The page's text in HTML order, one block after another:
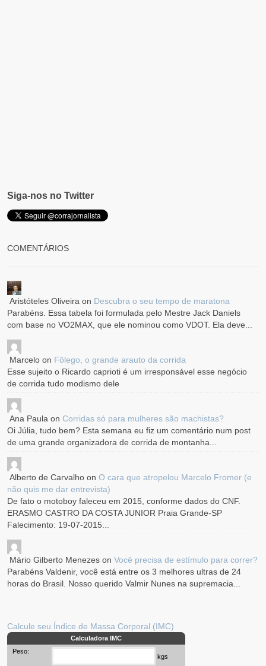
Siga-nos no Twitter
COMENTÁRIOS
Aristóteles Oliveira on Descubra o seu tempo de maratona
Parabéns. Essa tabela foi formulada pelo Mestre Jack Daniels
com base no VO2MAX, que ele nominou como VDOT. Ela deve...
Marcelo on Fôlego, o grande arauto da corrida
Esse sujeito o Ricardo caprioti é um irresponsável esse negócio
de corrida tudo modismo dele
Ana Paula onCorridas só para mulheres são machistas?
Oi Júlia, tudo bem? Esta semana eu fiz um comentário num post
de uma grande organizadora de corrida de montanha...
Alberto de Carvalho onO cara que atropelou Marcelo Fromer (e
não quis me dar entrevista)
De fato o motoboy faleceu em 2015, conforme dados do CNF.
ERASMO CASTRO DA COSTA JUNIOR Praia Grande-SP
Falecimento: 19-07-2015...
Mário Gilberto Menezes onVocê precisa de estímulo para correr?
Parabéns Valdenir, você está entre os 3 melhores ultras de 24
horas do Brasil. Nosso querido Valmir Nunes na supremacia...
Calcule seu Índice de Massa Corporal (IMC)
Calculadora IMC
Peso:
kgs